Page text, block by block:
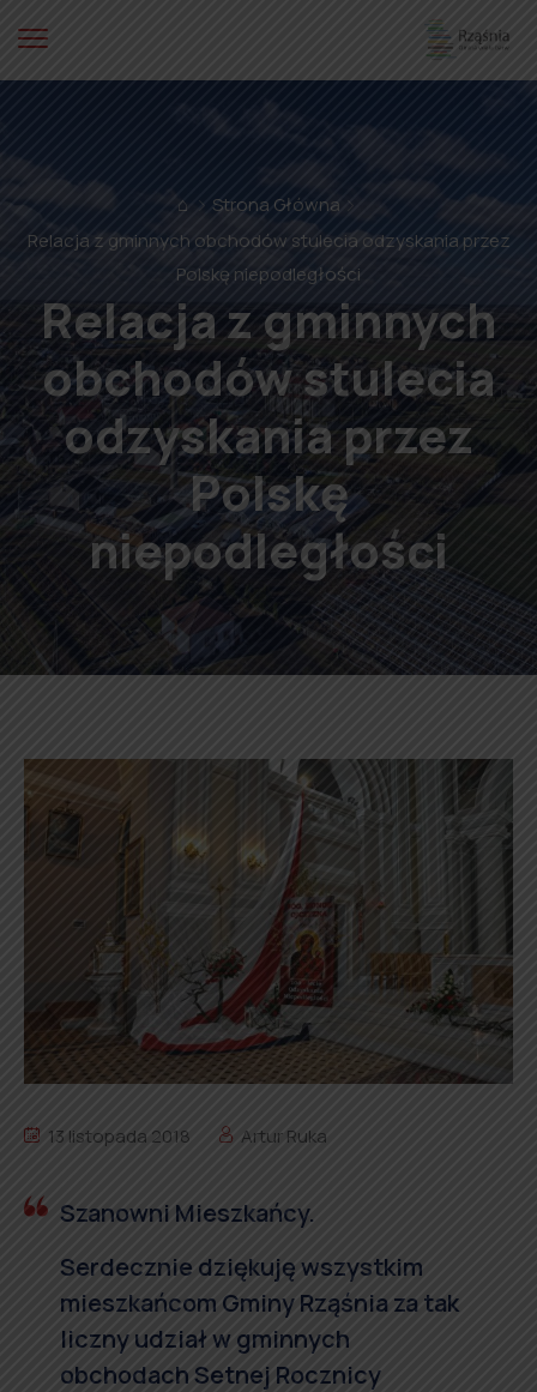
⌂
Strona Główna
Relacja z gminnych obchodów stulecia odzyskania przez
Polskę niepodległości
Relacja z gminnych
obchodów stulecia
odzyskania przez
Polskę
niepodległości
13 listopada 2018 Artur Ruka
Szanowni Mieszkańcy.
Serdecznie dziękuję wszystkim
mieszkańcom Gminy Rząśnia za tak
liczny udział w gminnych
obchodach Setnej Rocznicy